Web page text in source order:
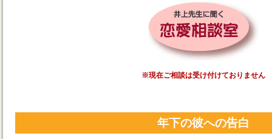
※現在ご相談は受け付けておりません
年下の彼への告白